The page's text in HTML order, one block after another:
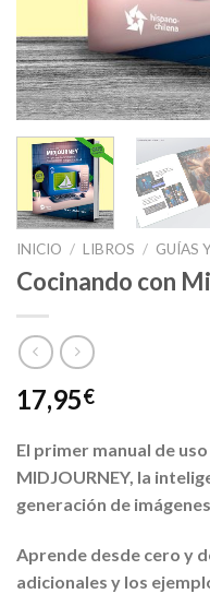
INICIO / LIBROS / GUÍAS
Cocinando con
17,95€
El primer manual de
MIDJOURNEY, la
generación de
Aprende desde cero y
adicionales y los